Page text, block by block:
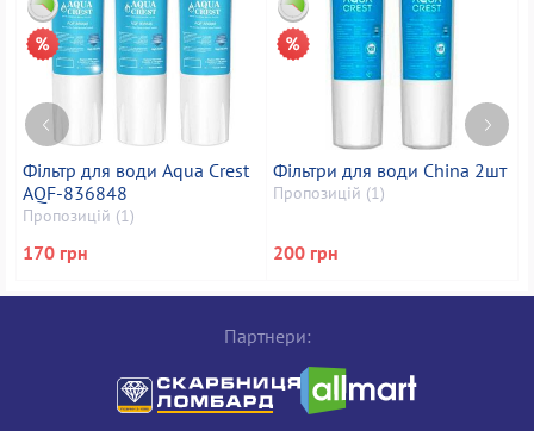
Фільтр для води Aqua Crest
AQF-836848
Пропозицій (1)
170 грн
Фільтри для води China 2шт
Пропозицій (1)
200 грн
Партнери: